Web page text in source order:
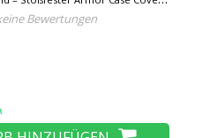
Bewertungen